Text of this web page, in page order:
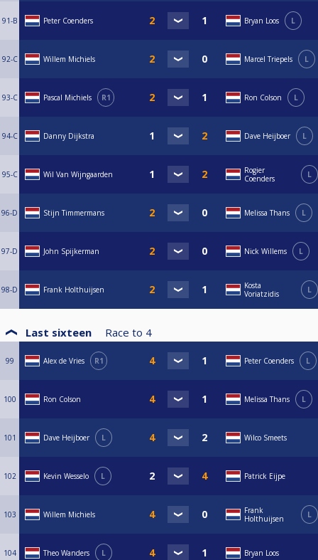
91-B Peter Coenders Bryan Loos L
92-C Willem Michiels Marcel Triepels L
93-C Pascal Michiels R1 Ron Colson L
94-C Danny Dijkstra Dave Heijboer L
95-C Wil Van Wijngaarden
Rogier
Coenders
L
96-D Stijn Timmermans Melissa Thans L
97-D John Spijkerman Nick Willems L
98-D Frank Holthuijsen
Kosta
Voriatzidis
L
Last sixteen Race to 4
99 Alex de Vries R1 Peter Coenders L
100 Ron Colson Melissa Thans L
101 Dave Heijboer L Wilco Smeets
102 Kevin Wesselo L Patrick Eijpe
103 Willem Michiels
Frank
Holthuijsen
L
104 Theo Wanders L Bryan Loos